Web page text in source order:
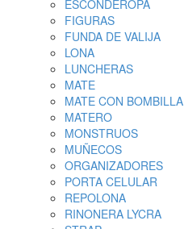
ESCONDEROPA
FIGURAS
FUNDA DE VALIJA
LONA
LUNCHERAS
MATE
MATE CON BOMBILLA
MATERO
MONSTRUOS
MUÑECOS
ORGANIZADORES
PORTA CELULAR
REPOLONA
RINONERA LYCRA